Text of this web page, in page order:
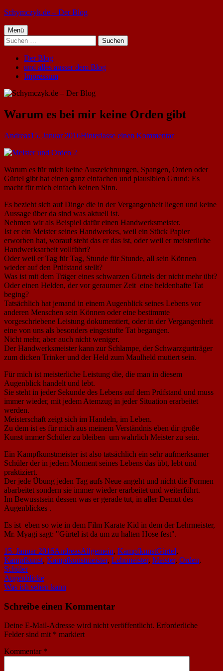
Springe
Inhalt
Schymczyk.de – Der Blog
Primäres
Menü
Menü
Suchen
nach:
Der Blog
und alles ausser dem Blog
Impressum
Warum es bei mir keine Orden gibt
Autor
AndreasVeröffentlicht
15. Januar 2016Hinterlasse einen Kommentarzu
mir
keine
Warum es für mich keine Auszeichnungen, Spangen, Orden oder
Gürtel gibt hat einen ganz einfachen und plausiblen Grund: Es
macht für mich einfach keinen Sinn.
Es bezieht sich auf Dinge die in der Vergangenheit liegen und keine
Aussage über da sind was aktuell ist.
Nehmen wir als Beispiel dafür einen Handwerksmeister.
Ist er ein Meister seines Handwerkes, weil ein Stück Papier
erworben hat, worauf steht das er das ist, oder weil er meisterliche
Handwerksarbeit vollführt?
Oder weil er Tag für Tag, Stunde für Stunde, all sein Können
wieder auf den Prüfstand stellt?
Was ist mit dem Träger eines schwarzen Gürtels der nicht mehr übt?
Oder einen Helden, der vor geraumer Zeit eine heldenhafte Tat
beging?
Tatsächlich hat jemand in einem Augenblick seines Lebens vor
anderen Menschen sein Können oder eine bestimmte
vorgeschriebene Leistung dokumentiert, oder in der Vergangenheit
eine von uns als besonders eingestufte Tat begangen.
Nicht mehr, aber auch nicht weniger.
Der Handwerksmeister kann zur Schlampe, der Schwarzgurtträger
zum dicken Trinker und der Held zum Maulheld mutiert sein.
Für mich ist meisterliche Leistung die, die man in diesem
Augenblick handelt und lebt.
Sie steht in jeder Sekunde des Lebens auf dem Prüfstand und muss
immer wieder, mit jedem Atemzug in jeder Situation erarbeitet
werden.
Meisterschaft zeigt sich im Handeln, im Leben.
Zu dem ist es für mich aus meinem Verständnis eben dir große
Kunst immer Schüler zu bleiben um wahrlich Meister zu sein.
Ein Kampfkunstmeister ist also tatsächlich ein sehr aufmerksamer
Schüler der in jedem Moment seines Lebens das übt, lebt und
praktiziert.
Der jede Übung jeden Tag aufs Neue angeht und nicht die Formen
abarbeitet sondern sie immer wieder erarbeitet und weiterführt.
Im Bewusstsein dessen was er gerade tut, in aller Demut des
Augenblickes .
Es ist eben so wie in dem Film Karate Kid in dem der Lehrmeister,
Mr. Myagi sagt: "Gürtel ist da um zu halten Hose fest".
Veröffentlicht
am
15. Januar 2016Autor
AndreasKategorien
Allgemein, KampfkunstSchlagwörter
Gürtel,
Kampfkunst, Kampfkunstmeister, Lehrmeister, Meister, Orden,
Schüler
Beitragsnavigation
Vorheriger
Beitrag:
Augenblicke
Nächster
Was ich sehen kann
Schreibe einen Kommentar
Deine E-Mail-Adresse wird nicht veröffentlicht. Erforderliche
Felder sind mit * markiert
Kommentar *